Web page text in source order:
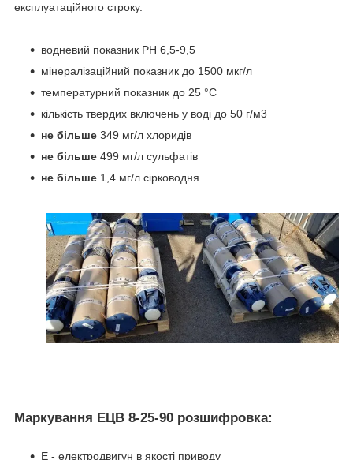
експлуатаційного строку.
водневий показник PH 6,5-9,5
мінералізаційний показник до 1500 мкг/л
температурний показник до 25 °C
кількість твердих включень у воді до 50 г/м3
не більше 349 мг/л хлоридів
не більше 499 мг/л сульфатів
не більше 1,4 мг/л сірководня
Маркування ЕЦВ 8-25-90 розшифровка:
Е - електродвигун в якості приводу